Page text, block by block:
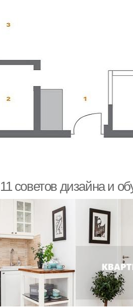
советов дизайна и